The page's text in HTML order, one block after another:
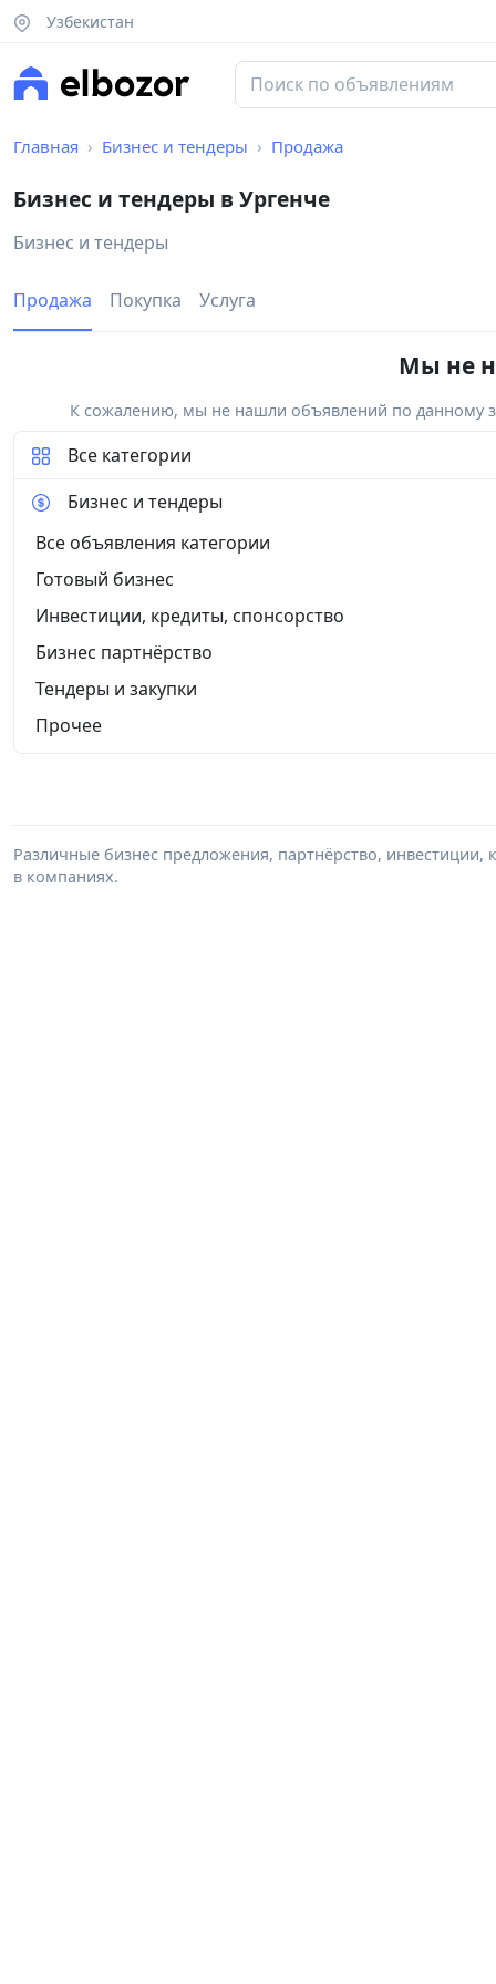
Узбекистан
Главная Бизнес и тендеры Продажа
Бизнес и тендеры в Ургенче
Бизнес и тендеры
Продажа Покупка Услуга
Мы не
К сожалению, мы не нашли объявлений по данному
Все категории
Бизнес и тендеры
Все объявления категории
Готовый бизнес
Инвестиции, кредиты, спонсорство
Бизнес партнёрство
Тендеры и закупки
Прочее
Различные бизнес предложения, партнёрство,
в компаниях.